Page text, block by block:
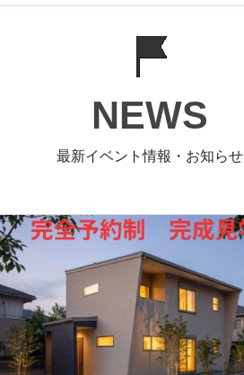
NEWS
最新イベント情報・お知らせ